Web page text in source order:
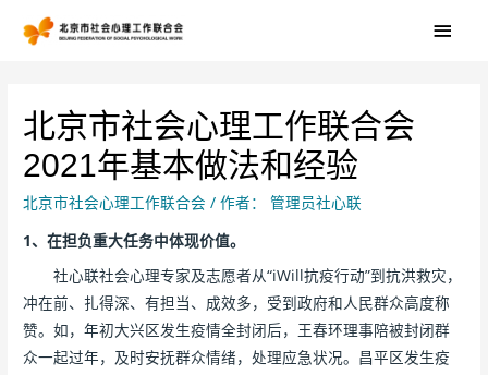
北京市社会心理工作联合会
2021年基本做法和经验
北京市社会心理工作联合会 / 作者：
管理员社心联
1、在担负重大任务中体现价值。
社心联社会心理专家及志愿者从“iWill抗疫行动”到抗洪救灾，
冲在前、扎得深、有担当、成效多，受到政府和人民群众高度称
赞。如，年初大兴区发生疫情全封闭后，王春环理事陪被封闭群
众一起过年，及时安抚群众情绪，处理应急状况。昌平区发生疫